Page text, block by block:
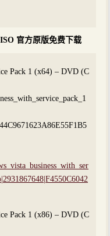
官方原版免费下载
Pack 1 (x64) – DVD (C
Pack 1 (x86) – DVD (C